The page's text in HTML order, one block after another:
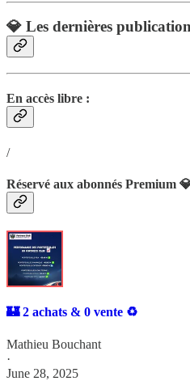
💎 Les dernières
En accès libre :
/
Réservé aux abonnés Premium
🏰 2 achats & 0 vente ♻️
Mathieu Bouchant
·
June 28, 2025